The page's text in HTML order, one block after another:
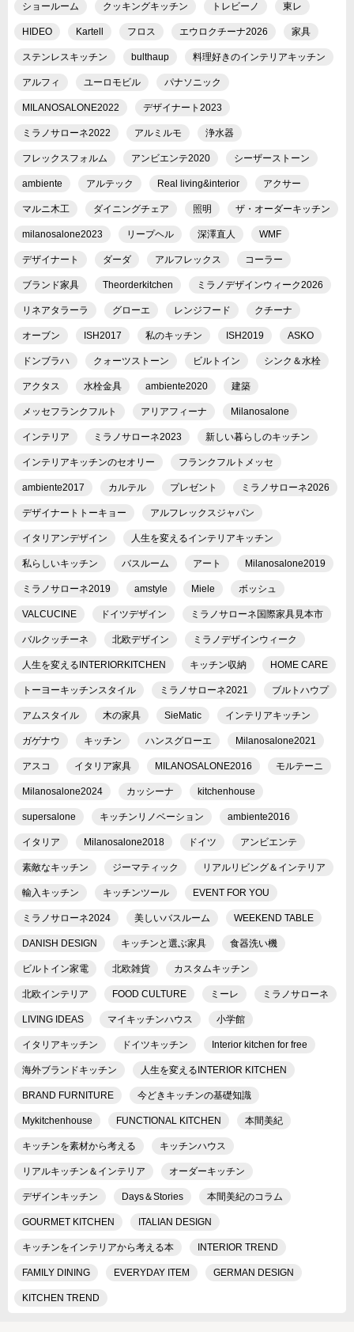
ショールーム クッキングキッチン トレビーノ 東レ
HIDEO Kartell フロス エウロクチーナ2026 家具
ステンレスキッチン bulthaup 料理好きのインテリアキッチン
アルフィ ユーロモビル パナソニック
MILANOSALONE2022 デザイナート2023
ミラノサローネ2022 アルミルモ 浄水器
フレックスフォルム アンビエンテ2020 シーザーストーン
ambiente アルテック Real living&interior アクサー
マルニ木工 ダイニングチェア 照明 ザ・オーダーキッチン
milanosalone2023 リープヘル 深澤直人 WMF
デザイナート ダーダ アルフレックス コーラー
ブランド家具 Theorderkitchen ミラノデザインウィーク2026
リネアタラーラ グローエ レンジフード クチーナ
オーブン ISH2017 私のキッチン ISH2019 ASKO
ドンブラハ クォーツストーン ビルトイン シンク＆水栓
アクタス 水栓金具 ambiente2020 建築
メッセフランクフルト アリアフィーナ Milanosalone
インテリア ミラノサローネ2023 新しい暮らしのキッチン
インテリアキッチンのセオリー フランクフルトメッセ
ambiente2017 カルテル プレゼント ミラノサローネ2026
デザイナートトーキョー アルフレックスジャパン
イタリアンデザイン 人生を変えるインテリアキッチン
私らしいキッチン バスルーム アート Milanosalone2019
ミラノサローネ2019 amstyle Miele ボッシュ
VALCUCINE ドイツデザイン ミラノサローネ国際家具見本市
バルクッチーネ 北欧デザイン ミラノデザインウィーク
人生を変えるINTERIORKITCHEN キッチン収納 HOME CARE
トーヨーキッチンスタイル ミラノサローネ2021 ブルトハウプ
アムスタイル 木の家具 SieMatic インテリアキッチン
ガゲナウ キッチン ハンスグローエ Milanosalone2021
アスコ イタリア家具 MILANOSALONE2016 モルテーニ
Milanosalone2024 カッシーナ kitchenhouse
supersalone キッチンリノベーション ambiente2016
イタリア Milanosalone2018 ドイツ アンビエンテ
素敵なキッチン ジーマティック リアルリビング＆インテリア
輸入キッチン キッチンツール EVENT FOR YOU
ミラノサローネ2024 美しいバスルーム WEEKEND TABLE
DANISH DESIGN キッチンと選ぶ家具 食器洗い機
ビルトイン家電 北欧雑貨 カスタムキッチン
北欧インテリア FOOD CULTURE ミーレ ミラノサローネ
LIVING IDEAS マイキッチンハウス 小学館
イタリアキッチン ドイツキッチン Interior kitchen for free
海外ブランドキッチン 人生を変えるINTERIOR KITCHEN
BRAND FURNITURE 今どきキッチンの基礎知識
Mykitchenhouse FUNCTIONAL KITCHEN 本間美紀
キッチンを素材から考える キッチンハウス
リアルキッチン＆インテリア オーダーキッチン
デザインキッチン Days＆Stories 本間美紀のコラム
GOURMET KITCHEN ITALIAN DESIGN
キッチンをインテリアから考える本 INTERIOR TREND
FAMILY DINING EVERYDAY ITEM GERMAN DESIGN
KITCHEN TREND